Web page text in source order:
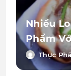
Nhiều
Phẩm
Thực